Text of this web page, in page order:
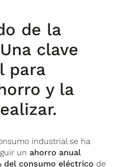
de la
clave
para
y la
industrial se ha
un ahorro anual
del consumo eléctrico de